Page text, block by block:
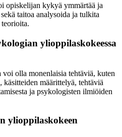
opiskelijan kykyä ymmärtää ja
taitoa analysoida ja tulkita
ylioppilaskokeessa
olla monenlaisia tehtäviä, kuten
määrittelyä, tehtäviä
ja psykologisten ilmiöiden
ylioppilaskokeen